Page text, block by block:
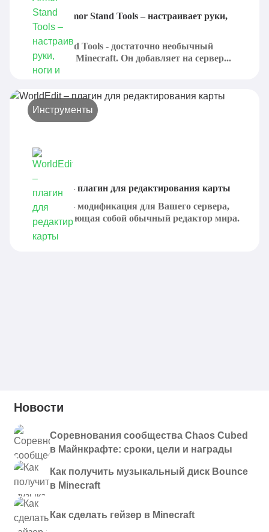
Плагин Armor Stand Tools – настраивает руки,
ноги и тело
Armor Stand Tools - достаточно необычный
плагин для Minecraft. Он добавляет на сервер...
Инструменты
WorldEdit – плагин для редактирования карты
WorldEdit – модификация для Вашего сервера,
представляющая собой обычный редактор мира.
Она...
Новости
Соревнования сообщества Chaos Cubed
в Майнкрафте: сроки, цели и награды
Как получить музыкальный диск Bounce
в Minecraft
Как сделать гейзер в Minecraft